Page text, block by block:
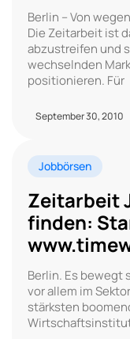
Berlin – Von
Die Zeitarbeit ist
abzustreifen und
wechselnden
positionieren. Für
September 30, 2010
Jobbörsen
Zeitarbeit
finden:
Berlin. Es bewegt
vor allem im
stärksten